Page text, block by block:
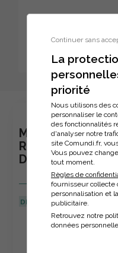
Continuer sans
La
priorité
Nous utilisons des
personnaliser le
des fonctionnalités
d'analyser notre
site Comundi.fr,
Vous pouvez
tout moment.
Règles de
fournisseur collecte
personnalisation et
publicitaire.
Retrouvez notre
données
MATINALE : LE
RESPONSABILITE
DECIDEURS
DERNIÈRE MISE À JOUR :
Veuillez décrire